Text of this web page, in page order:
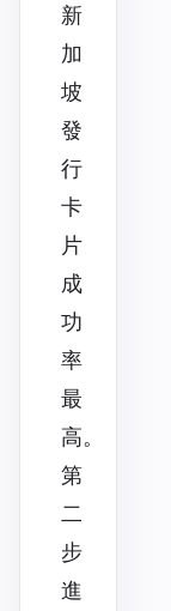
新
加
坡
發
行
卡
片
成
功
率
最
高。
第
二
步
進